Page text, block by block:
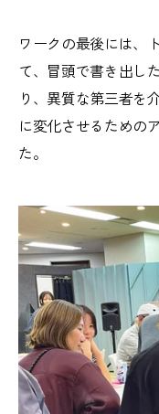
ワークの最後には、
て、冒頭で書き出し
り、異質な第三者を
に変化させるための
た。